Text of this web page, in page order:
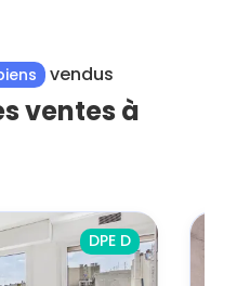
vendus
ventes à
DPE D